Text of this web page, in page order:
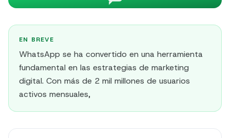
EN BREVE
WhatsApp se ha convertido en una herramienta
fundamental en las estrategias de marketing
digital. Con más de 2 mil millones de usuarios
activos mensuales,